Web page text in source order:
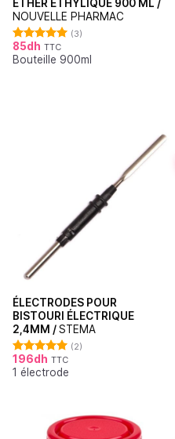
ÉTHER ÉTHYLIQUE 900 ML /
NOUVELLE PHARMAC
Note5.00
sur 5
(3)
85dh TTC
Bouteille 900ml
ÉLECTRODES POUR
BISTOURI ÉLECTRIQUE
2,4MM /STEMA
Note5.00
sur 5
(2)
196dh TTC
1 électrode